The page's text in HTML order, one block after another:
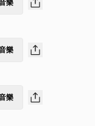
樂
樂
樂